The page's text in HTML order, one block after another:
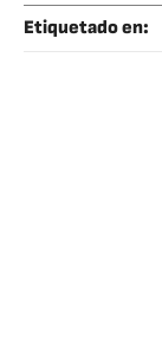
Etiquetado en: